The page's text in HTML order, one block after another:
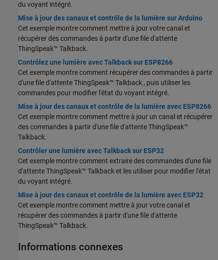
du voyant intégré.
Mise à jour des canaux et contrôle de la lumière sur Arduino
Cet exemple montre comment mettre à jour votre canal et
récupérer des commandes à partir d'une file d'attente
ThingSpeak™ Talkback.
Contrôlez une lumière avec Talkback sur ESP8266
Cet exemple montre comment récupérer des commandes à partir
d'une file d'attente ThingSpeak™ Talkback , puis utiliser les
commandes pour modifier l'état du voyant intégré.
Mise à jour des canaux et contrôle de la lumière avec ESP8266
Cet exemple montre comment mettre à jour un canal et récupérer
des commandes à partir d'une file d'attente ThingSpeak™
Talkback.
Contrôler une lumière avec Talkback sur ESP32
Cet exemple montre comment extraire des commandes d'une file
d'attente ThingSpeak™ Talkback et les utiliser pour modifier l'état
du voyant intégré.
Mise à jour des canaux et contrôle de la lumière avec ESP32
Cet exemple montre comment mettre à jour votre canal et
récupérer des commandes à partir d'une file d'attente
ThingSpeak™ Talkback.
Informations connexes